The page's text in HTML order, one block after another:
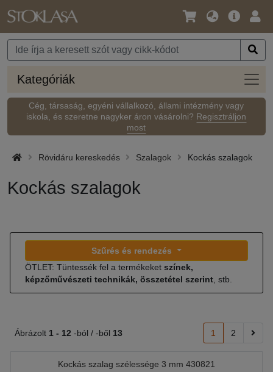
Nyelv
Pénznem
Fő
Kategóriák
Cég, társaság, egyéni vállalkozó, állami intézmény vagy
iskola, és szeretne nagyker áron vásárolni? Regisztráljon
most
Rövidáru kereskedés Szalagok Kockás szalagok
Kockás szalagok
Szűrés és rendezés
ÖTLET: Tüntessék fel a termékeket színek,
képzőművészeti technikák, összetétel szerint , stb.
Ábrázolt 1 - 12 -ból / -ből 13 1 2
Kockás szalag szélessége 3 mm 430821